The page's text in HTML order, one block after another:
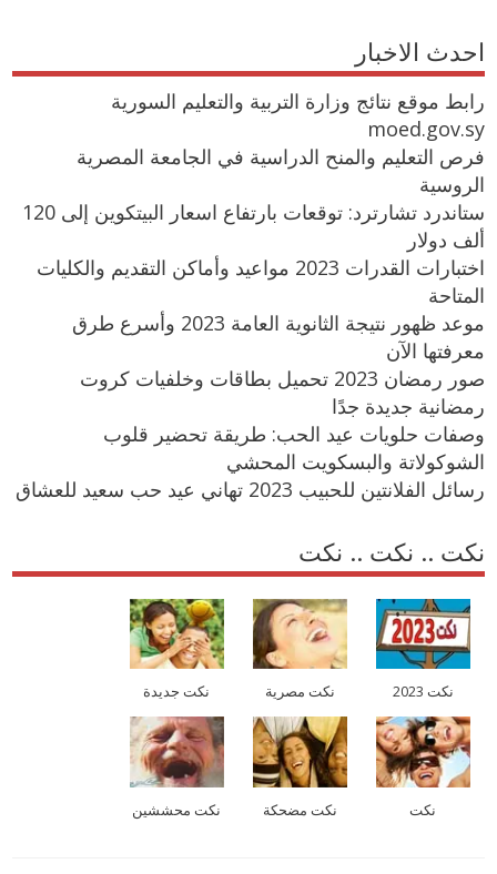
احدث الاخبار
رابط موقع نتائج وزارة التربية والتعليم السورية
moed.gov.sy
فرص التعليم والمنح الدراسية في الجامعة المصرية
الروسية
ستاندرد تشارترد: توقعات بارتفاع اسعار البيتكوين إلى 120
ألف دولار
اختبارات القدرات 2023 مواعيد وأماكن التقديم والكليات
المتاحة
موعد ظهور نتيجة الثانوية العامة 2023 وأسرع طرق
معرفتها الآن
صور رمضان 2023 تحميل بطاقات وخلفيات كروت
رمضانية جديدة جدًا
وصفات حلويات عيد الحب: طريقة تحضير قلوب
الشوكولاتة والبسكويت المحشي
رسائل الفلانتين للحبيب 2023 تهاني عيد حب سعيد للعشاق
نكت .. نكت .. نكت
نكت 2023 نكت مصرية نكت جديدة
نكت نكت مضحكة نكت محششين